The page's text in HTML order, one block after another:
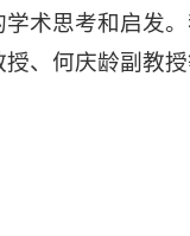
术思考和启发
、何庆龄副教